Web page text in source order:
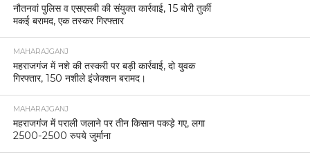
नौतनवां पुलिस व एसएसबी की संयुक्त कार्रवाई, 15 बोरी तुर्की
मकई बरामद, एक तस्कर गिरफ्तार
MAHARAJGANJ
महराजगंज में नशे की तस्करी पर बड़ी कार्रवाई, दो युवक
गिरफ्तार, 150 नशीले इंजेक्शन बरामद।
MAHARAJGANJ
महराजगंज में पराली जलाने पर तीन किसान पकड़े गए, लगा
2500-2500 रुपये जुर्माना